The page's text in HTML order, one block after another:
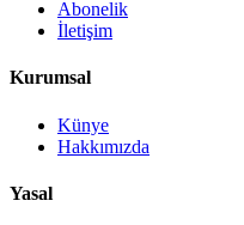
Abonelik
İletişim
Kurumsal
Künye
Hakkımızda
Yasal